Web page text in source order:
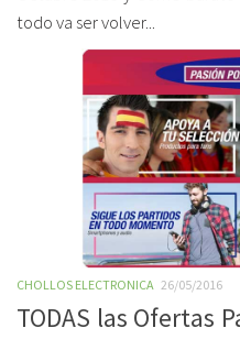
todo va ser volver...
CHOLLOS ELECTRONICA 26/05/2016
TODAS las Ofertas